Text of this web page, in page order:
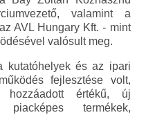
valamint a
AVL Hungary Kft. - mint
valósult meg.
kutatóhelyek és az ipari
fejlesztése volt,
hozzáadott értékű, új
piacképes termékek,